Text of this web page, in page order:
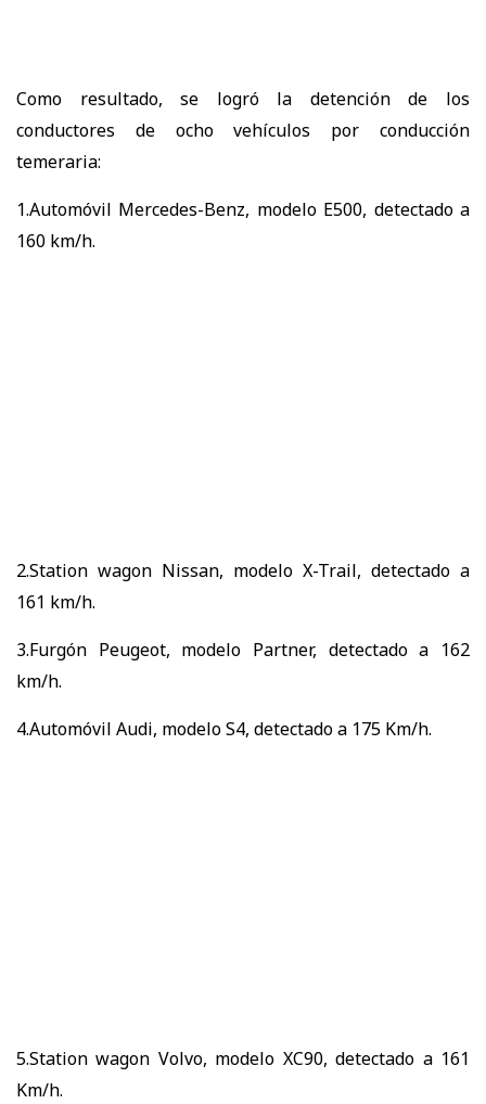
Como resultado, se logró la detención de los
conductores de ocho vehículos por conducción
temeraria:
1.Automóvil Mercedes-Benz, modelo E500, detectado a
160 km/h.
2.Station wagon Nissan, modelo X-Trail, detectado a
161 km/h.
3.Furgón Peugeot, modelo Partner, detectado a 162
km/h.
4.Automóvil Audi, modelo S4, detectado a 175 Km/h.
5.Station wagon Volvo, modelo XC90, detectado a 161
Km/h.